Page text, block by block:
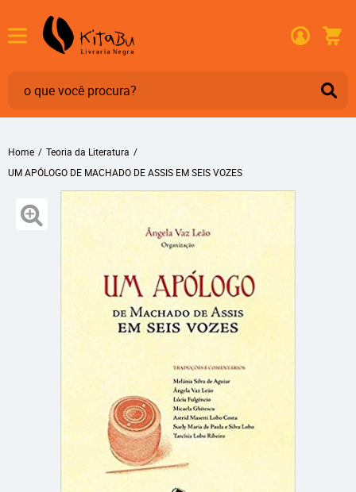
Home
Teoria da Literatura
UM APÓLOGO DE MACHADO DE ASSIS EM SEIS VOZES